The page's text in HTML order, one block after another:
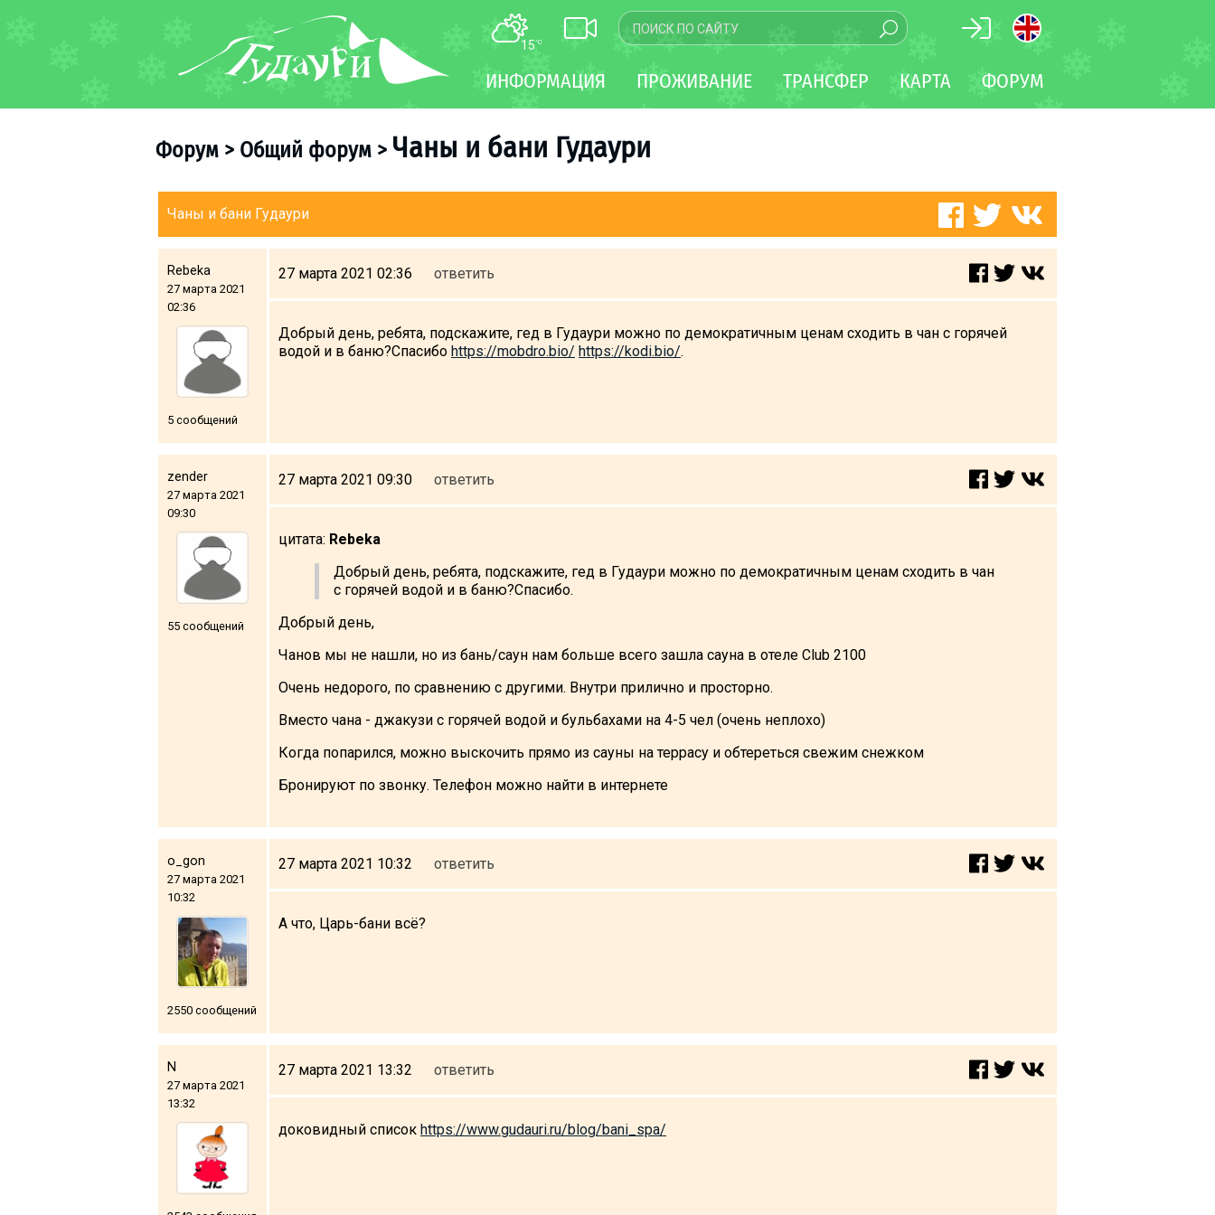
15°C
ИНФОРМАЦИЯ ПРОЖИВАНИЕ ТРАНСФЕР КАРТА ФОРУМ
Форум > Общий форум > Чаны и бани Гудаури
Чаны и бани Гудаури
Rebeka
27 марта 2021
02:36
5 сообщений
27 марта 2021 02:36 ответить
Добрый день, ребята, подскажите, гед в Гудаури можно по демократичным ценам сходить в чан с горячей
водой и в баню?Спасибо https://mobdro.bio/ https://kodi.bio/.
zender
27 марта 2021
09:30
55 сообщений
27 марта 2021 09:30 ответить
цитата: Rebeka
Добрый день, ребята, подскажите, гед в Гудаури можно по демократичным ценам сходить в чан
с горячей водой и в баню?Спасибо.
Добрый день,
Чанов мы не нашли, но из бань/саун нам больше всего зашла сауна в отеле Club 2100
Очень недорого, по сравнению с другими. Внутри прилично и просторно.
Вместо чана - джакузи с горячей водой и бульбахами на 4-5 чел (очень неплохо)
Когда попарился, можно выскочить прямо из сауны на террасу и обтереться свежим снежком
Бронируют по звонку. Телефон можно найти в интернете
o_gon
27 марта 2021
10:32
2550 сообщений
27 марта 2021 10:32 ответить
А что, Царь-бани всё?
N
27 марта 2021
13:32
27 марта 2021 13:32 ответить
доковидный список https://www.gudauri.ru/blog/bani_spa/
Дети в Гудаури
Календарь событий
Телеграм-канал
Гудаури
INFO
ПРОЖИВАНИЕ
Мобильная связь